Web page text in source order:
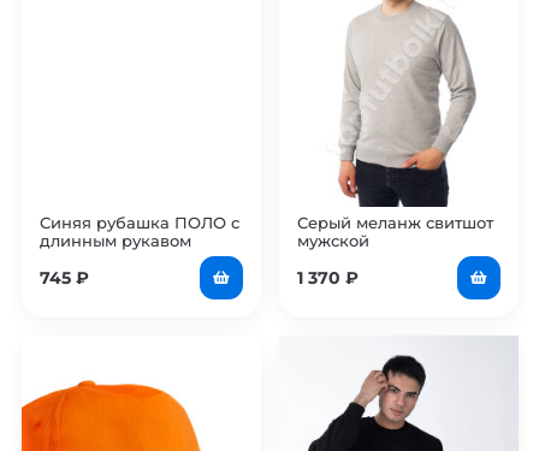
Синяя рубашка ПОЛО с
длинным рукавом
745 ₽
Серый меланж свитшот
мужской
1 370 ₽